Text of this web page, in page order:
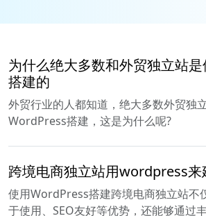
为什么绝大多数和外贸独立站
搭建的
外贸行业的人都知道，绝大多数外贸独
WordPress搭建，这是为什么呢?
跨境电商独立站用wordpress来
使用WordPress搭建跨境电商独立站不
于使用、SEO友好等优势，还能够通过